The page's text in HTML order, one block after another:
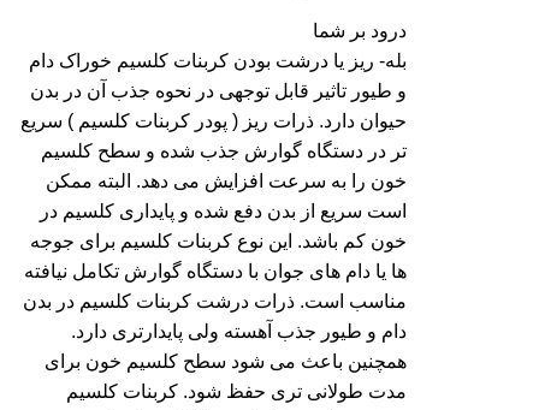
درود بر شما
بله- ریز یا درشت بودن کربنات کلسیم خوراک دام
و طیور تاثیر قابل توجهی در نحوه جذب آن در بدن
حیوان دارد. ذرات ریز ( پودر کربنات کلسیم ) سریع
تر در دستگاه گوارش جذب شده و سطح کلسیم
خون را به سرعت افزایش می دهد. البته ممکن
است سریع از بدن دفع شده و پایداری کلسیم در
خون کم باشد. این نوع کربنات کلسیم برای جوجه
ها یا دام های جوان با دستگاه گوارش تکامل نیافته
مناسب است. ذرات درشت کربنات کلسیم در بدن
دام و طیور جذب آهسته ولی پایدارتری دارد.
همچنین باعث می شود سطح کلسیم خون برای
مدت طولانی تری حفظ شود. کربنات کلسیم